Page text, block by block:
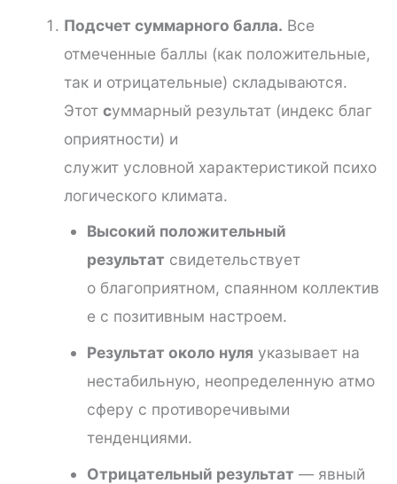
Подсчет суммарного балла. Все
отмеченные баллы (как положительные,
так и отрицательные) складываются.
Этот суммарный результат (индекс благ
оприятности) и
служит условной характеристикой психо
логического климата.
Высокий положительный
результат свидетельствует
о благоприятном, спаянном коллектив
е с позитивным настроем.
Результат около нуля указывает на
нестабильную, неопределенную атмо
сферу с противоречивыми
тенденциями.
Отрицательный результат — явный